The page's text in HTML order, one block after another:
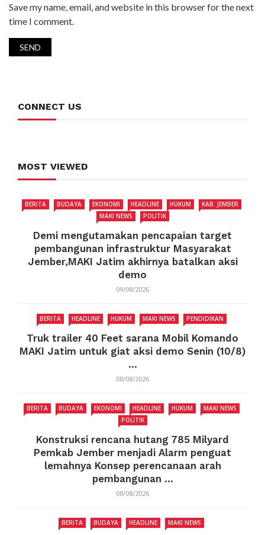
Save my name, email, and website in this browser for the next
time I comment.
CONNECT US
MOST VIEWED
BERITA BUDAYA EKONOMI HEADLINE HUKUM
KAB. JEMBER
MAKI NEWS
POLITIK
Demi mengutamakan pencapaian target
pembangunan infrastruktur Masyarakat
Jember,MAKI Jatim akhirnya batalkan aksi
demo
09/08/2026
BERITA HEADLINE HUKUM MAKI NEWS PENDIDIKAN
Truk trailer 40 Feet sarana Mobil Komando
MAKI Jatim untuk giat aksi demo Senin (10/8)
...
08/08/2026
BERITA BUDAYA EKONOMI HEADLINE HUKUM
MAKI NEWS
POLITIK
Konstruksi rencana hutang 785 Milyard
Pemkab Jember menjadi Alarm penguat
lemahnya Konsep perencanaan arah
pembangunan ...
08/08/2026
BERITA BUDAYA HEADLINE MAKI NEWS